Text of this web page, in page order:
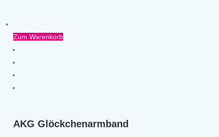
Zum Warenkorb
AKG Glöckchenarmband